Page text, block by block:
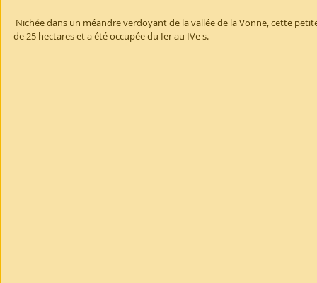
de 25 hectares et a été occupée du Ier au IVe s.